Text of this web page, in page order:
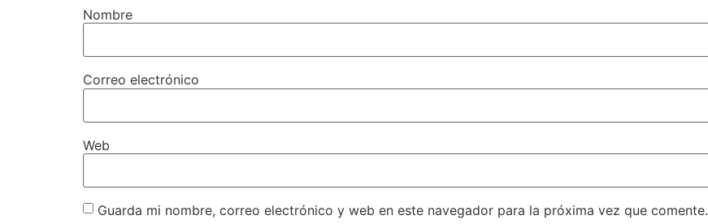
Nombre
Correo electrónico
Web
Guarda mi nombre, correo electrónico y web en este navegador para la próxima vez que comente.